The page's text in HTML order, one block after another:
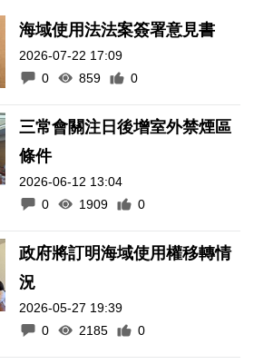
海域使用法法案簽署意見書
2026-07-22 17:09
0
859 0
三常會關注日後增室外禁煙區
條件
2026-06-12 13:04
0
1909 0
政府將訂明海域使用權移轉情
況
2026-05-27 19:39
0
2185 0